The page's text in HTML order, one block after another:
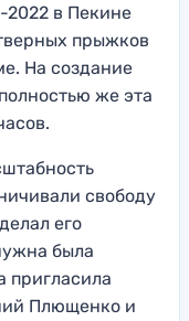
2022 в Пекине
прыжков
На создание
же эта
свободу
его
была
пригласила
Плющенко и